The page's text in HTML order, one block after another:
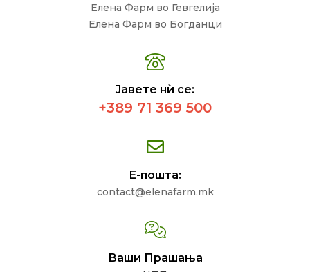
Елена Фарм во Гевгелија
Елена Фарм во Богданци
Јавете нѝ се:
+389 71 369 500
Е-пошта:
contact@elenafarm.mk
Ваши Прашања